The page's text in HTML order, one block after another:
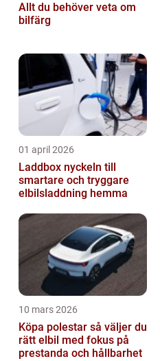
Allt du behöver veta om
bilfärg
01 april 2026
Laddbox nyckeln till
smartare och tryggare
elbilsladdning hemma
10 mars 2026
Köpa polestar så väljer du
rätt elbil med fokus på
prestanda och hållbarhet